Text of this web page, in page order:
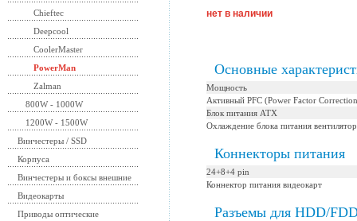
Chieftec
Deepcool
CoolerMaster
PowerMan
Zalman
800W - 1000W
1200W - 1500W
Винчестеры / SSD
Корпуса
Винчестеры и боксы внешние
Видеокарты
Приводы оптические
нет в наличии
Основные
Мощность
Активный PFC (Power Factor
Блок питания ATX
Охлаждение блока питания вентилятор
Коннекторы питания
24+8+4 pin
Коннектор питания видеокарт
Разъемы для HDD/